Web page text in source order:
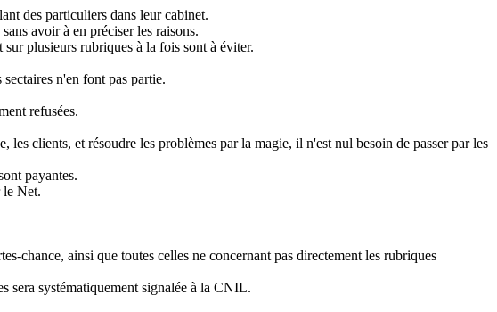
des particuliers dans leur cabinet.
avoir à en préciser les raisons.
plusieurs rubriques à la fois sont à éviter.
n'en font pas partie.
refusées.
les clients, et résoudre les problèmes par la magie, il n'est nul besoin de passer par les
payantes.
le Net.
chance, ainsi que toutes celles ne concernant pas directement les rubriques
sera systématiquement signalée à la CNIL.